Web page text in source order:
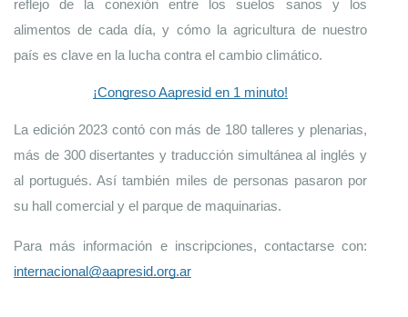
reflejo de la conexión entre los suelos sanos y los
alimentos de cada día, y cómo la agricultura de nuestro
país es clave en la lucha contra el cambio climático.
¡Congreso Aapresid en 1 minuto!
La edición 2023 contó con más de 180 talleres y plenarias,
más de 300 disertantes y traducción simultánea al inglés y
al portugués. Así también miles de personas pasaron por
su hall comercial y el parque de maquinarias.
internacional@aapresid.org.ar